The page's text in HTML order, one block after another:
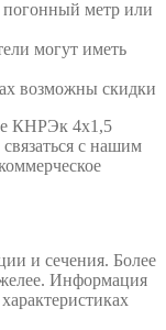
погонный метр или
могут иметь
возможны скидки
КНРЭк 4х1,5
с нашим
и сечения. Более
Информация